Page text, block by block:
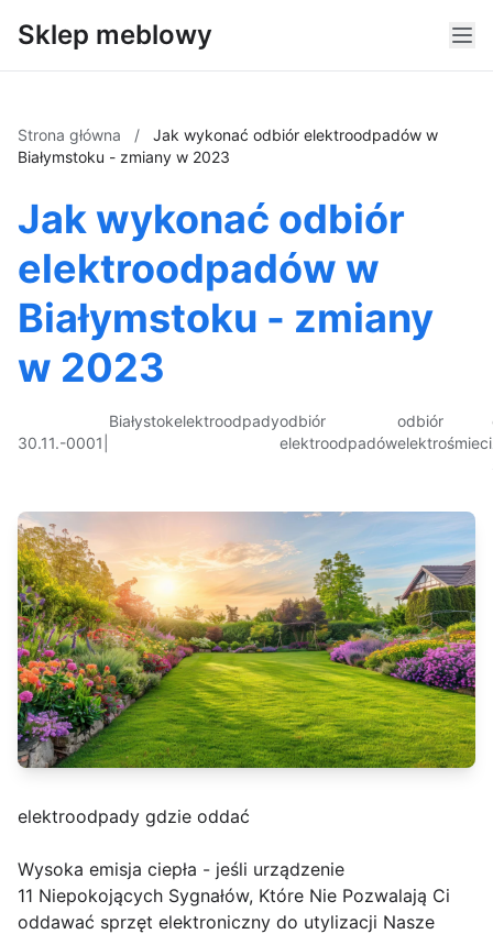
Sklep meblowy
Strona główna /
Jak wykonać odbiór elektroodpadów w
Białymstoku - zmiany w 2023
Jak wykonać odbiór
elektroodpadów w
Białymstoku - zmiany
w 2023
30.11.-0001
Białystokelektroodpadyodbiór
elektroodpadów
odbiór
elektrośmieci
elektroodpady gdzie oddać
Wysoka emisja ciepła - jeśli urządzenie
11 Niepokojących Sygnałów, Które Nie Pozwalają Ci
oddawać sprzęt elektroniczny do utylizacji Nasze